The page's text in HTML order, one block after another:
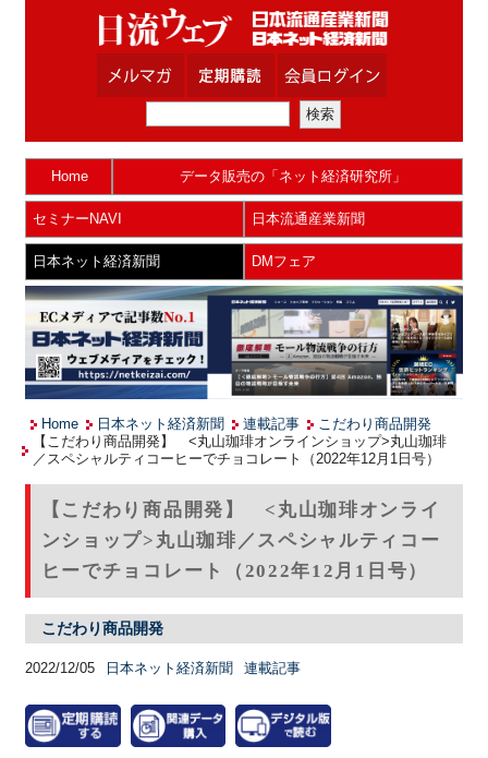
Home データ販売の「ネット経済研究所」
セミナーNAVI 日本流通産業新聞
日本ネット経済新聞 DMフェア
Home 日本ネット経済新聞 連載記事
こだわり商品開発
【こだわり商品開発】 <丸山珈琲オンラインショップ>丸山珈琲
／スペシャルティコーヒーでチョコレート（2022年12月1日号）
【こだわり商品開発】 <丸山珈琲オンライ
ンショップ>丸山珈琲／スペシャルティコー
ヒーでチョコレート（2022年12月1日号）
こだわり商品開発
2022/12/05 日本ネット経済新聞 連載記事